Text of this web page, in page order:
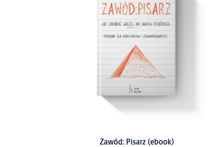
Zawód: Pisarz (ebook)